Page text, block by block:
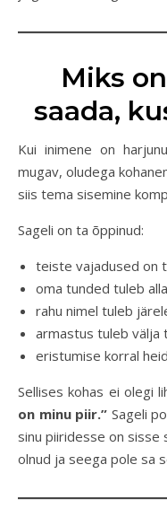
Miks
saada,
Kui inimene on
mugav, oludega
siis tema sisemine
Sageli on ta õppinud:
teiste vajadused on
oma tunded tuleb
rahu nimel tuleb
armastus tuleb välja
eristumise korral
Sellises kohas ei olegi
on minu piir.” Sageli
sinu piiridesse on
olnud ja seega pole sa